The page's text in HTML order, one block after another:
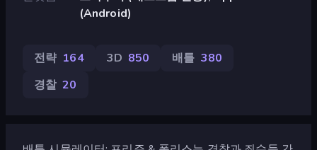
(Android)
전략 164 3D 850 배틀 380
경찰 20